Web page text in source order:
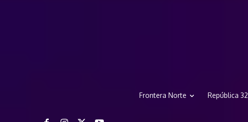
Frontera Norte República 32